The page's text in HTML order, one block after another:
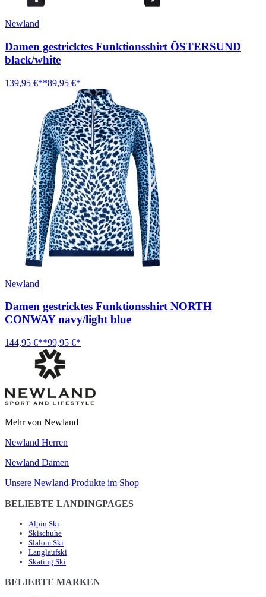
Newland
Damen gestricktes Funktionsshirt ÖSTERSUND
black/white
139,95 €**89,95 €*
Newland
Damen gestricktes Funktionsshirt NORTH
CONWAY navy/light blue
144,95 €**99,95 €*
Mehr von Newland
Newland Herren
Newland Damen
Unsere Newland-Produkte im Shop
BELIEBTE LANDINGPAGES
Alpin Ski
Skischuhe
Slalom Ski
Langlaufski
Skating Ski
BELIEBTE MARKEN